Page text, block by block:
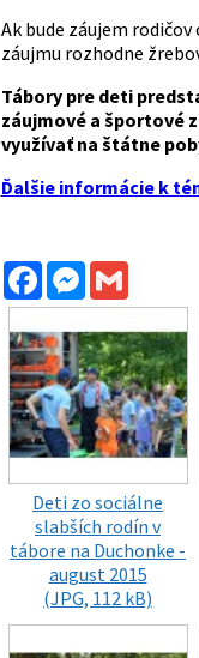
Ak bude záujem
záujmu rozhodne
Tábory pre deti
záujmové a športové
využívať na štátne
Ďalšie informácie k
FacebookMessenger
Gmail
Deti zo sociálne
slabších rodín v
tábore na Duchonke -
august 2015
(JPG, 112 kB)